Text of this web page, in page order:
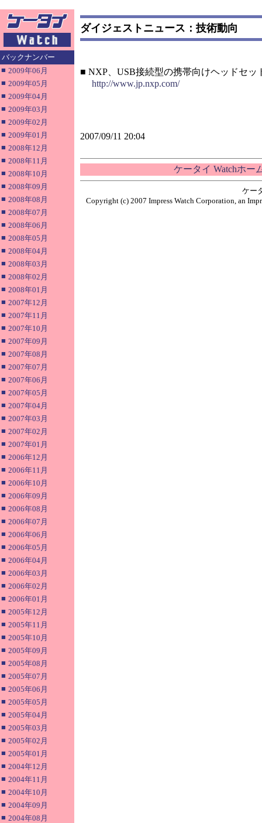
バックナンバー
■ 2009年06月
■ 2009年05月
■ 2009年04月
■ 2009年03月
■ 2009年02月
■ 2009年01月
■ 2008年12月
■ 2008年11月
■ 2008年10月
■ 2008年09月
■ 2008年08月
■ 2008年07月
■ 2008年06月
■ 2008年05月
■ 2008年04月
■ 2008年03月
■ 2008年02月
■ 2008年01月
■ 2007年12月
■ 2007年11月
■ 2007年10月
■ 2007年09月
■ 2007年08月
■ 2007年07月
■ 2007年06月
■ 2007年05月
■ 2007年04月
■ 2007年03月
■ 2007年02月
■ 2007年01月
■ 2006年12月
■ 2006年11月
■ 2006年10月
■ 2006年09月
■ 2006年08月
■ 2006年07月
■ 2006年06月
■ 2006年05月
■ 2006年04月
■ 2006年03月
■ 2006年02月
■ 2006年01月
■ 2005年12月
■ 2005年11月
■ 2005年10月
■ 2005年09月
■ 2005年08月
■ 2005年07月
■ 2005年06月
■ 2005年05月
■ 2005年04月
■ 2005年03月
■ 2005年02月
■ 2005年01月
■ 2004年12月
■ 2004年11月
■ 2004年10月
■ 2004年09月
■ 2004年08月
ダイジェストニュース：技術動向
■ NXP、USB接続型の携帯向けヘッドセッ
http://www.jp.nxp.com/
2007/09/11 20:04
ケータイ Watchホー
ケー
Copyright (c) 2007 Impress Watch Corporation, an